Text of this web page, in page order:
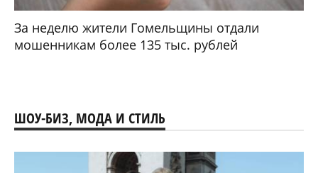
За неделю жители Гомельщины отдали
мошенникам более 135 тыс. рублей
ШОУ-БИЗ, МОДА И СТИЛЬ